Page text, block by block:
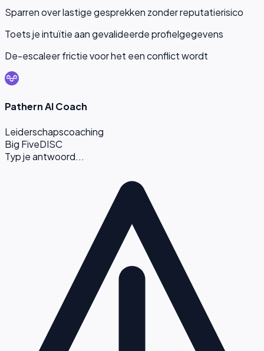
Sparren over lastige gesprekken zonder reputatierisico
Toets je intuïtie aan gevalideerde profielgegevens
De-escaleer frictie voor het een conflict wordt
Pathern AI Coach
Leiderschapscoaching
Big FiveDISC
Typ je antwoord...